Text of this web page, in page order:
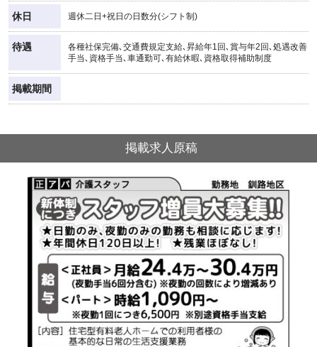
休日 週休二日+祝日の日数分(シフト制)
待遇
各種社保完備､交通費規定支給､昇給年1回､賞与年2回､処遇改善
手当､資格手当､車通勤可､有給休暇､資格取得補助制度
掲載期間
掲載求人原稿